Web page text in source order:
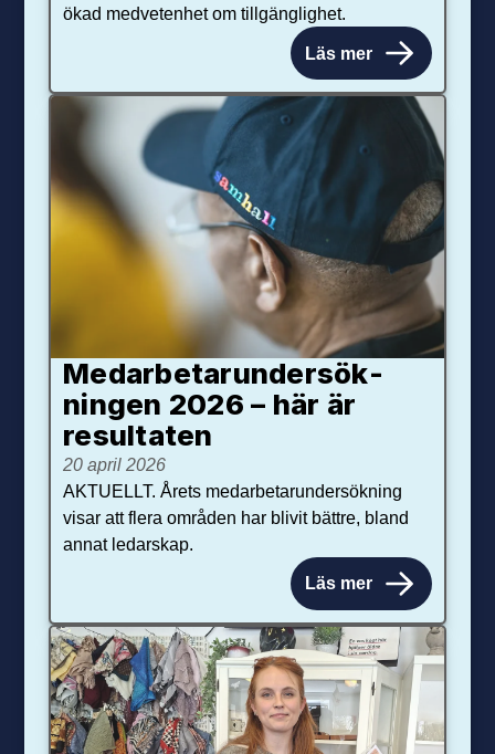
ökad medvetenhet om tillgänglighet.
Läs mer
Medarbetar­under­sök­
ningen 2026 – här är
resultaten
20 april 2026
AKTUELLT. Årets medarbetarundersökning
visar att flera områden har blivit bättre, bland
annat ledarskap.
Läs mer